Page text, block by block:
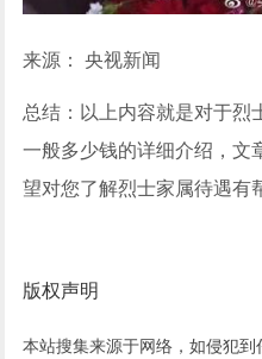
来源： 央视新闻
总结：以上内容就是对于烈
一般多少钱的详细介绍，文
望对您了解烈士家属待遇有
版权声明
本站搜集来源于网络，如侵犯到